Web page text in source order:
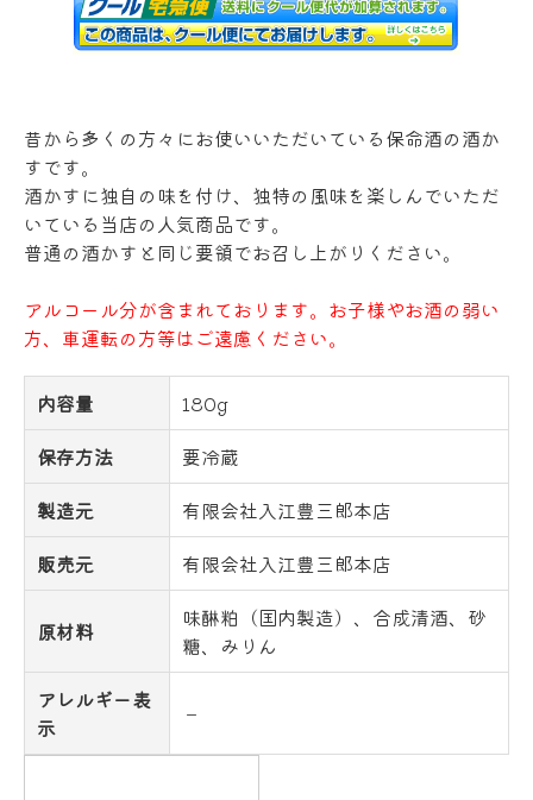
昔から多くの方々にお使いいただいている保命酒の酒か
すです。
酒かすに独自の味を付け、独特の風味を楽しんでいただ
いている当店の人気商品です。
普通の酒かすと同じ要領でお召し上がりください。
アルコール分が含まれております。お子様やお酒の弱い
方、車運転の方等はご遠慮ください。
内容量
180g
保存方法
要冷蔵
製造元
有限会社入江豊三郎本店
販売元
有限会社入江豊三郎本店
原材料
味醂粕（国内製造）、合成清酒、砂
糖、みりん
アレルギー表
示
－